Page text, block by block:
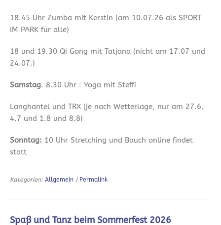
18.45 Uhr Zumba mit Kerstin (am 10.07.26 als SPORT
IM PARK für alle)
18 und 19.30 Qi Gong mit Tatjana (nicht am 17.07 und
24.07.)
Samstag. 8.30 Uhr : Yoga mit Steffi
Langhantel und TRX (je nach Wetterlage, nur am 27.6,
4.7 und 1.8 und 8.8)
Sonntag: 10 Uhr Stretching und Bauch online findet
statt
Kategorien: Allgemein | Permalink
Spaß und Tanz beim Sommerfest 2026